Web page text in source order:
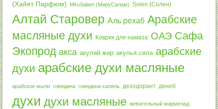
(Хайят Парфюм) MiruSalam (МируСалам) Solen (Солен)
Алтай Старовер Аль рехаб Арабские
масляные духи
Коврик для намаза ОАЭ Сафа
Экопрод акса акулий жир акулья сила арабские
духи арабские духи масляные
арабское мыло говядина говядина халяль дезодорант денеб
духи духи масляные жевательный мармелад